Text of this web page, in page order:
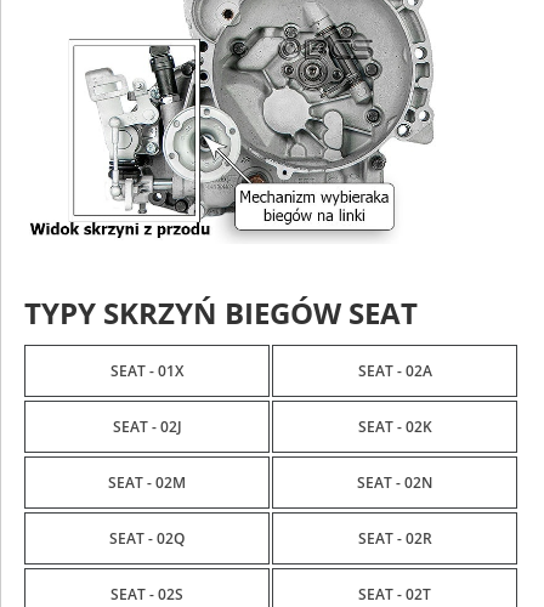
TYPY SKRZYŃ BIEGÓW SEAT
SEAT - 01X SEAT - 02A
SEAT - 02J SEAT - 02K
SEAT - 02M SEAT - 02N
SEAT - 02Q SEAT - 02R
SEAT - 02S SEAT - 02T